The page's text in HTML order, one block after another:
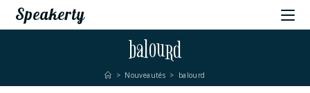
Speakerty
balourd
> Nouveautés > balourd